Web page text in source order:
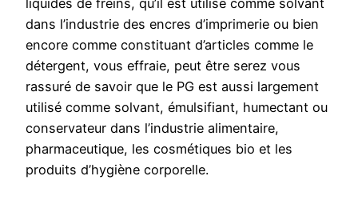
liquides de freins, qu’il est utilisé comme solvant
dans l’industrie des encres d’imprimerie ou bien
encore comme constituant d’articles comme le
détergent, vous effraie, peut être serez vous
rassuré de savoir que le PG est aussi largement
utilisé comme solvant, émulsifiant, humectant ou
conservateur dans l’industrie alimentaire,
pharmaceutique, les cosmétiques bio et les
produits d’hygiène corporelle.